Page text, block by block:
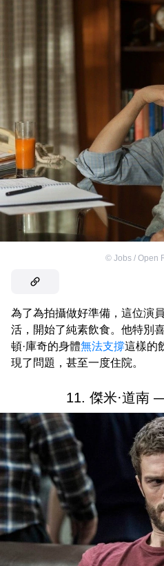
© Jobs / Open
為了為拍攝做好準備，這位演
活，開始了純素飲食。他特別
頓·庫奇的身體無法支撐這樣的
現了問題，甚至一度住院。
11. 傑米·道南